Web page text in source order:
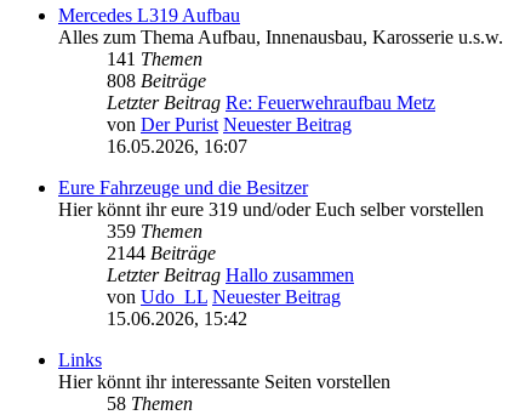
Mercedes L319 Aufbau
Alles zum Thema Aufbau, Innenausbau, Karosserie u.s.w.
141 Themen
808 Beiträge
Letzter Beitrag Re: Feuerwehraufbau Metz
von Der Purist Neuester Beitrag
16.05.2026, 16:07
Eure Fahrzeuge und die Besitzer
Hier könnt ihr eure 319 und/oder Euch selber vorstellen
359 Themen
2144 Beiträge
Letzter Beitrag Hallo zusammen
von Udo_LL Neuester Beitrag
15.06.2026, 15:42
Links
Hier könnt ihr interessante Seiten vorstellen
58 Themen